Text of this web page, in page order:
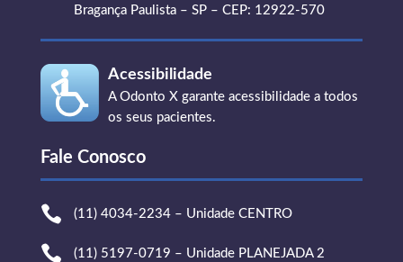
Bragança Paulista – SP – CEP: 12922-570
Acessibilidade
A Odonto X garante acessibilidade a todos
os seus pacientes.
Fale Conosco
 (11) 4034-2234 – Unidade CENTRO
 (11) 5197-0719 – Unidade PLANEJADA 2